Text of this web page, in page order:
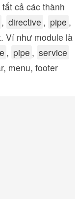
cả các thành
, directive , pipe ,
Ví như module là
, pipe , service
menu, footer